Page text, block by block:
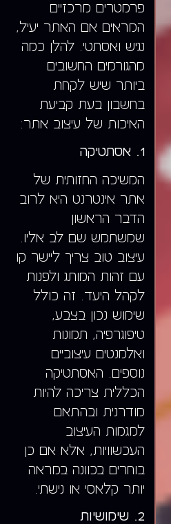
פרמטרים מרכזיים
המראים אם האתר יעיל,
נגיש ואסתטי. להלן כמה
מהגורמים החשובים
ביותר שיש לקחת
בחשבון בעת קביעת
האיכות של עיצוב אתר:
1. אסתטיקה
המשיכה החזותית של
אתר אינטרנט היא לרוב
הדבר הראשון
שמשתמש שם לב אליו.
עיצוב טוב צריך ליישר קו
עם זהות המותג ולפנות
לקהל היעד. זה כולל
שימוש נכון בצבע,
טיפוגרפיה, תמונות
ואלמנטים עיצוביים
נוספים. האסתטיקה
הכללית צריכה להיות
מודרנית ובהתאם
למגמות העיצוב
העכשוויות, אלא אם כן
בוחרים בכוונה במראה
יותר קלאסי או נישתי.
2. שימושיות